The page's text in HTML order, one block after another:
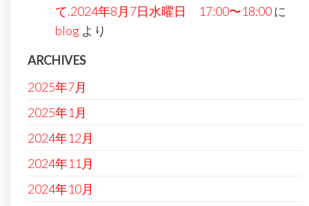
て.2024年8月7日水曜日 17:00〜18:00に
blog より
ARCHIVES
2025年7月
2025年1月
2024年12月
2024年11月
2024年10月